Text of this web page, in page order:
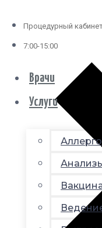
Процедурный
7:00-15:00
Врачи
Услуги